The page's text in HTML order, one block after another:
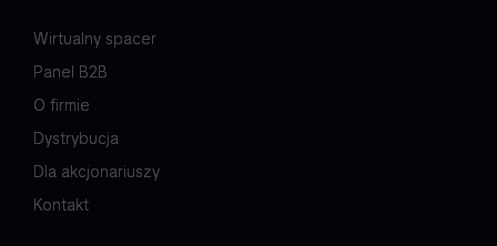
Wirtualny spacer
Panel B2B
O firmie
Dystrybucja
Dla akcjonariuszy
Kontakt